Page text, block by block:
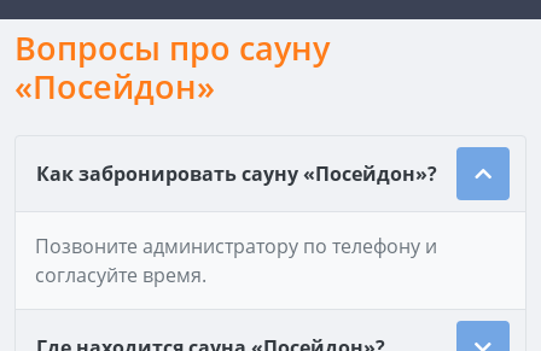
Вопросы про сауну
«Посейдон»
Как забронировать сауну «Посейдон»?
Позвоните администратору по телефону и
согласуйте время.